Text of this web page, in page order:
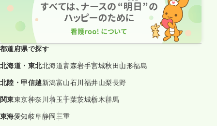
都道府県で探す
北海道・東北北海道青森岩手宮城秋田山形福島
北陸・甲信越新潟富山石川福井山梨長野
関東東京神奈川埼玉千葉茨城栃木群馬
東海愛知岐阜静岡三重